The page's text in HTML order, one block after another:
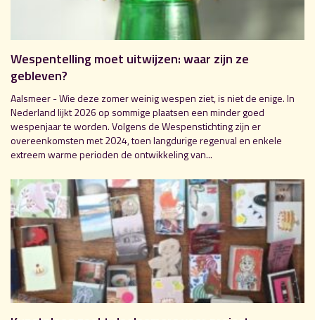
Wespentelling moet uitwijzen: waar zijn ze
gebleven?
Aalsmeer - Wie deze zomer weinig wespen ziet, is niet de enige. In
Nederland lijkt 2026 op sommige plaatsen een minder goed
wespenjaar te worden. Volgens de Wespenstichting zijn er
overeenkomsten met 2024, toen langdurige regenval en enkele
extreem warme perioden de ontwikkeling van...